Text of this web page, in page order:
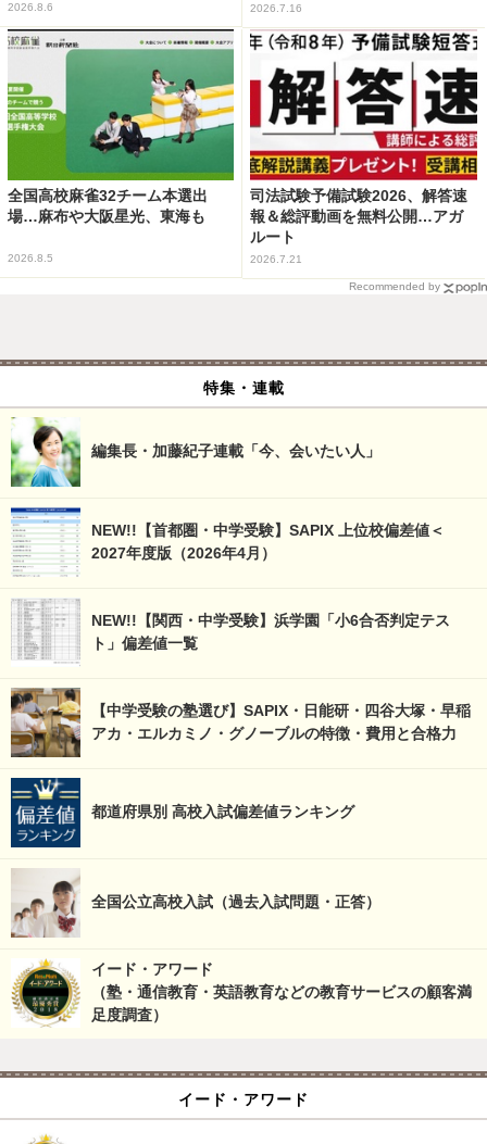
2026.8.6 2026.7.16
全国高校麻雀32チーム本選出
場…麻布や大阪星光、東海も
2026.8.5
司法試験予備試験2026、解答速
報＆総評動画を無料公開…アガ
ルート
2026.7.21
Recommended by
特集・連載
編集長・加藤紀子連載「今、会いたい人」
NEW!!【首都圏・中学受験】SAPIX 上位校偏差値＜
2027年度版（2026年4月）
NEW!!【関西・中学受験】浜学園「小6合否判定テス
ト」偏差値一覧
【中学受験の塾選び】SAPIX・日能研・四谷大塚・早稲
アカ・エルカミノ・グノーブルの特徴・費用と合格力
都道府県別 高校入試偏差値ランキング
全国公立高校入試（過去入試問題・正答）
イード・アワード
（塾・通信教育・英語教育などの教育サービスの顧客満
足度調査）
イード・アワード